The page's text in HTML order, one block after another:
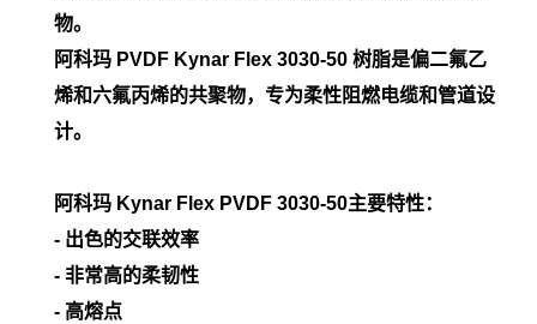
物。
阿科玛 PVDF Kynar Flex 3030-50 树脂是偏二氟乙
烯和六氟丙烯的共聚物，专为柔性阻燃电缆和管道设
计。
阿科玛 Kynar Flex PVDF 3030-50主要特性：
- 出色的交联效率
- 非常高的柔韧性
- 高熔点